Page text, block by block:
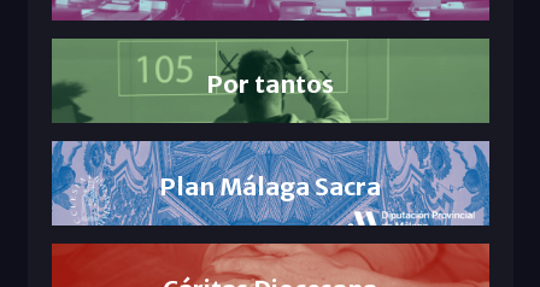
Por tantos
Plan Málaga Sacra